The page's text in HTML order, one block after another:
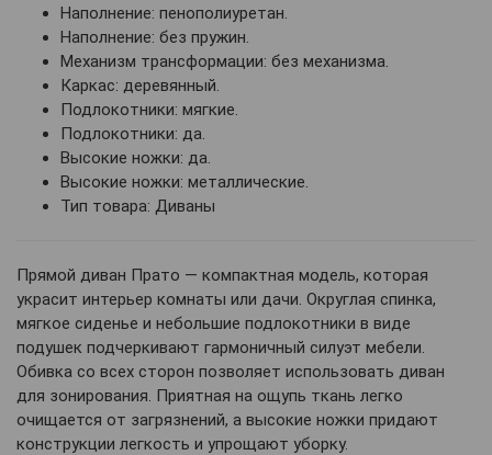
Наполнение: пенополиуретан.
Наполнение: без пружин.
Механизм трансформации: без механизма.
Каркас: деревянный.
Подлокотники: мягкие.
Подлокотники: да.
Высокие ножки: да.
Высокие ножки: металлические.
Тип товара: Диваны
Прямой диван Прато — компактная модель, которая
украсит интерьер комнаты или дачи. Округлая спинка,
мягкое сиденье и небольшие подлокотники в виде
подушек подчеркивают гармоничный силуэт мебели.
Обивка со всех сторон позволяет использовать диван
для зонирования. Приятная на ощупь ткань легко
очищается от загрязнений, а высокие ножки придают
конструкции легкость и упрощают уборку.